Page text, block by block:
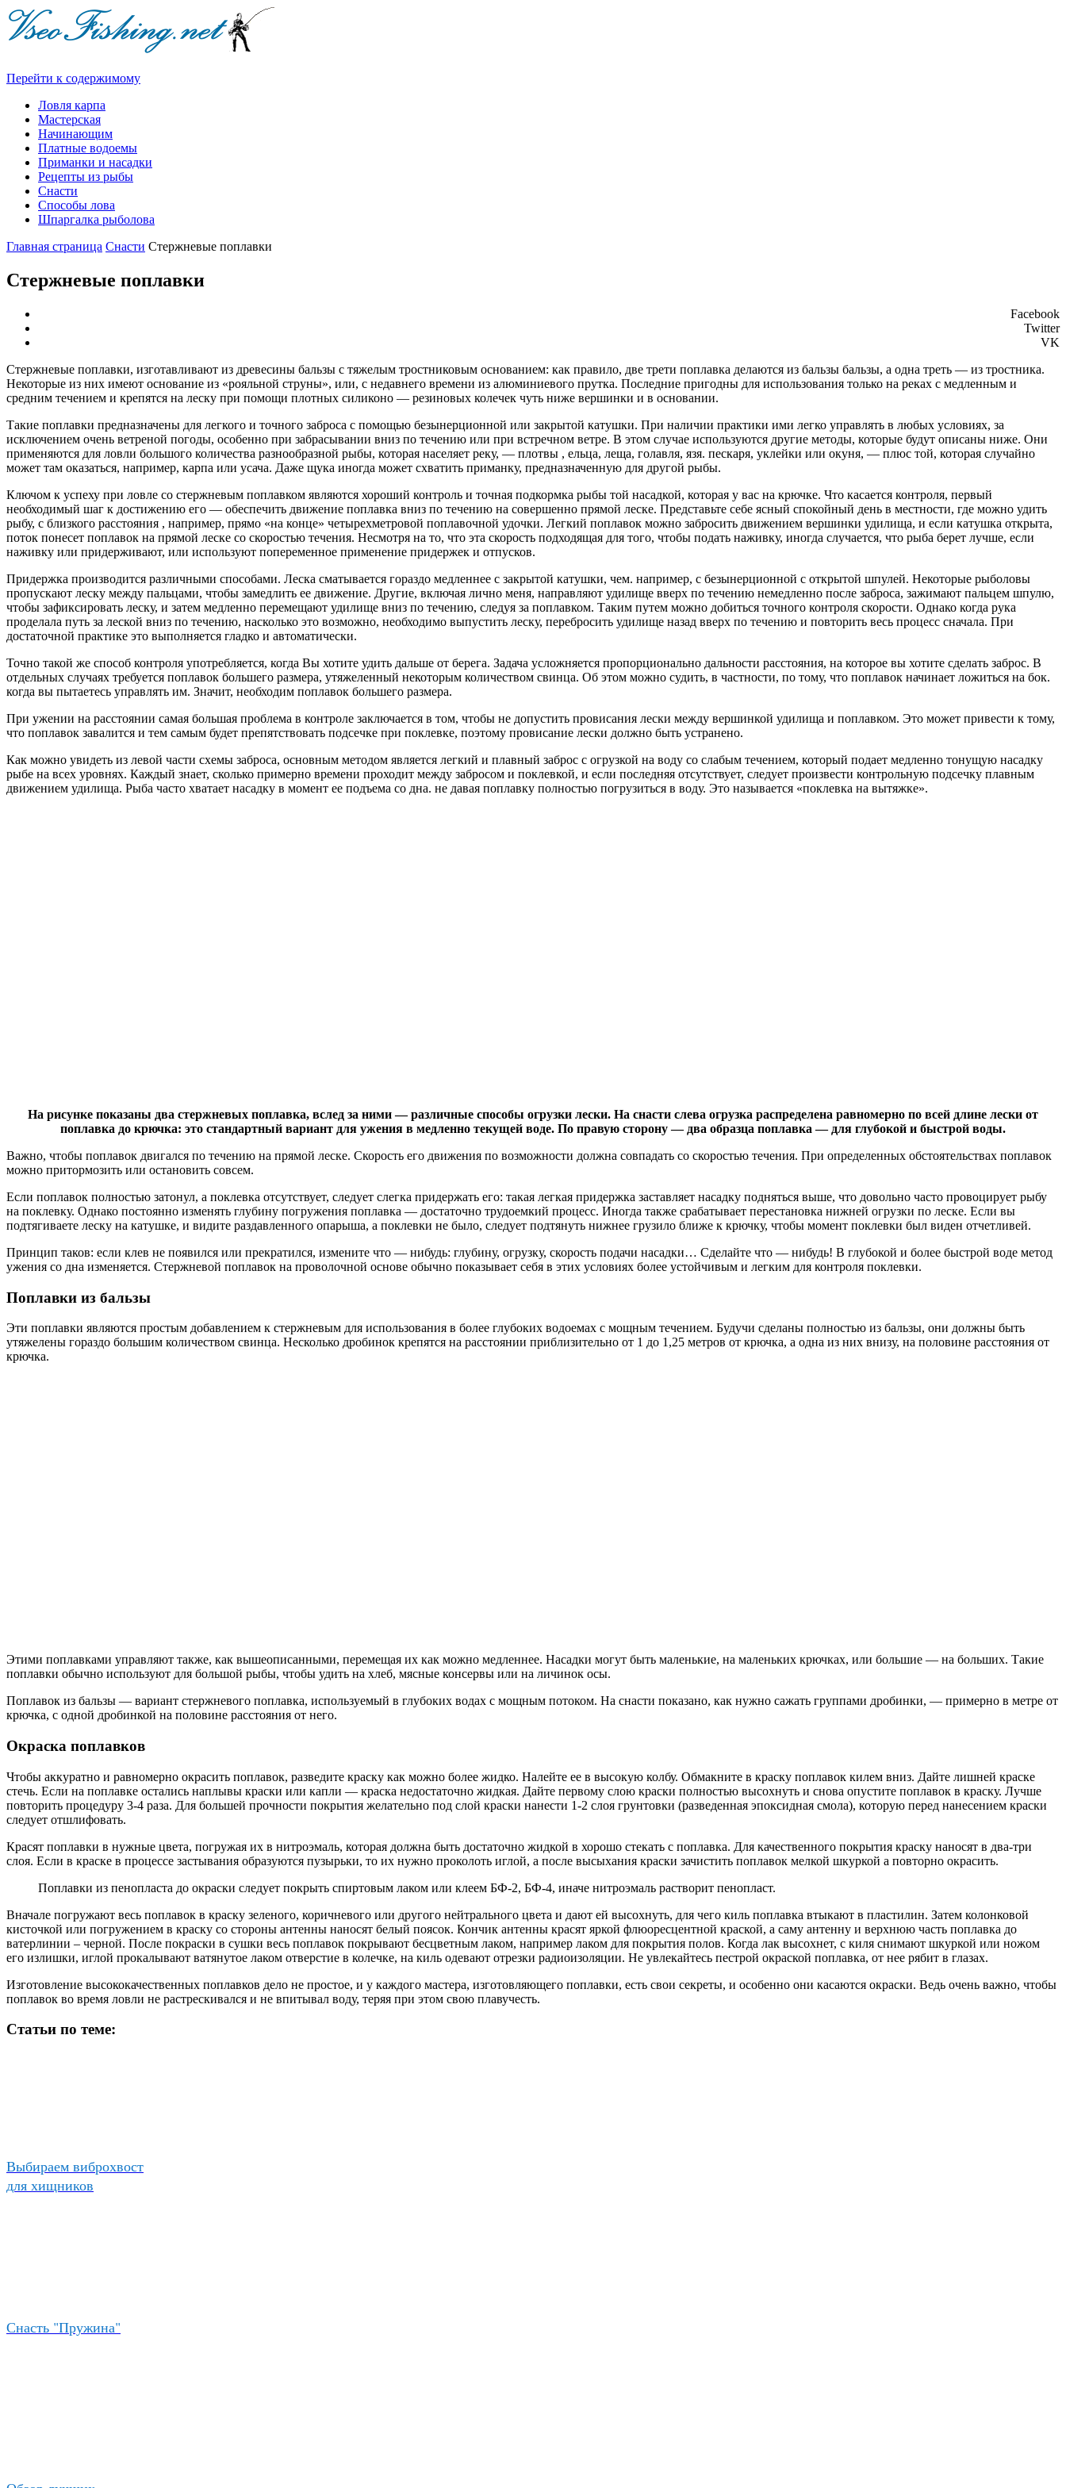
Перейти к содержимому
Ловля карпа
Мастерская
Начинающим
Платные водоемы
Приманки и насадки
Рецепты из рыбы
Снасти
Способы лова
Шпаргалка рыболова
Главная страница Снасти Стержневые поплавки
Стержневые поплавки
Facebook
Twitter
VK
Стержневые поплавки, изготавливают из древесины бальзы с тяжелым тростниковым основанием: как правило, две трети поплавка делаются из бальзы бальзы, а одна треть — из тростника.
Некоторые из них имеют основание из «рояльной струны», или, с недавнего времени из алюминиевого прутка. Последние пригодны для использования только на реках с медленным и
средним течением и крепятся на леску при помощи плотных силиконо — резиновых колечек чуть ниже вершинки и в основании.
Такие поплавки предназначены для легкого и точного заброса с помощью безынерционной или закрытой катушки. При наличии практики ими легко управлять в любых условиях, за
исключением очень ветреной погоды, особенно при забрасывании вниз по течению или при встречном ветре. В этом случае используются другие методы, которые будут описаны ниже. Они
применяются для ловли большого количества разнообразной рыбы, которая населяет реку, — плотвы , ельца, леща, голавля, язя. пескаря, уклейки или окуня, — плюс той, которая случайно
может там оказаться, например, карпа или усача. Даже щука иногда может схватить приманку, предназначенную для другой рыбы.
Ключом к успеху при ловле со стержневым поплавком являются хороший контроль и точная подкормка рыбы той насадкой, которая у вас на крючке. Что касается контроля, первый
необходимый шаг к достижению его — обеспечить движение поплавка вниз по течению на совершенно прямой леске. Представьте себе ясный спокойный день в местности, где можно удить
рыбу, с близкого расстояния , например, прямо «на конце» четырехметровой поплавочной удочки. Легкий поплавок можно забросить движением вершинки удилища, и если катушка открыта,
поток понесет поплавок на прямой леске со скоростью течения. Несмотря на то, что эта скорость подходящая для того, чтобы подать наживку, иногда случается, что рыба берет лучше, если
наживку или придерживают, или используют попеременное применение придержек и отпусков.
Придержка производится различными способами. Леска сматывается гораздо медленнее с закрытой катушки, чем. например, с безынерционной с открытой шпулей. Некоторые рыболовы
пропускают леску между пальцами, чтобы замедлить ее движение. Другие, включая лично меня, направляют удилище вверх по течению немедленно после заброса, зажимают пальцем шпулю,
чтобы зафиксировать леску, и затем медленно перемещают удилище вниз по течению, следуя за поплавком. Таким путем можно добиться точного контроля скорости. Однако когда рука
проделала путь за леской вниз по течению, насколько это возможно, необходимо выпустить леску, перебросить удилище назад вверх по течению и повторить весь процесс сначала. При
достаточной практике это выполняется гладко и автоматически.
Точно такой же способ контроля употребляется, когда Вы хотите удить дальше от берега. Задача усложняется пропорционально дальности расстояния, на которое вы хотите сделать заброс. В
отдельных случаях требуется поплавок большего размера, утяжеленный некоторым количеством свинца. Об этом можно судить, в частности, по тому, что поплавок начинает ложиться на бок.
когда вы пытаетесь управлять им. Значит, необходим поплавок большего размера.
При ужении на расстоянии самая большая проблема в контроле заключается в том, чтобы не допустить провисания лески между вершинкой удилища и поплавком. Это может привести к тому,
что поплавок завалится и тем самым будет препятствовать подсечке при поклевке, поэтому провисание лески должно быть устранено.
Как можно увидеть из левой части схемы заброса, основным методом является легкий и плавный заброс с огрузкой на воду со слабым течением, который подает медленно тонущую насадку
рыбе на всех уровнях. Каждый знает, сколько примерно времени проходит между забросом и поклевкой, и если последняя отсутствует, следует произвести контрольную подсечку плавным
движением удилища. Рыба часто хватает насадку в момент ее подъема со дна. не давая поплавку полностью погрузиться в воду. Это называется «поклевка на вытяжке».
На рисунке показаны два стержневых поплавка, вслед за ними — различные способы огрузки лески. На снасти слева огрузка распределена равномерно по всей длине лески от
поплавка до крючка: это стандартный вариант для ужения в медленно текущей воде. По правую сторону — два образца поплавка — для глубокой и быстрой воды.
Важно, чтобы поплавок двигался по течению на прямой леске. Скорость его движения по возможности должна совпадать со скоростью течения. При определенных обстоятельствах поплавок
можно притормозить или остановить совсем.
Если поплавок полностью затонул, а поклевка отсутствует, следует слегка придержать его: такая легкая придержка заставляет насадку подняться выше, что довольно часто провоцирует рыбу
на поклевку. Однако постоянно изменять глубину погружения поплавка — достаточно трудоемкий процесс. Иногда также срабатывает перестановка нижней огрузки по леске. Если вы
подтягиваете леску на катушке, и видите раздавленного опарыша, а поклевки не было, следует подтянуть нижнее грузило ближе к крючку, чтобы момент поклевки был виден отчетливей.
Принцип таков: если клев не появился или прекратился, измените что — нибудь: глубину, огрузку, скорость подачи насадки… Сделайте что — нибудь! В глубокой и более быстрой воде метод
ужения со дна изменяется. Стержневой поплавок на проволочной основе обычно показывает себя в этих условиях более устойчивым и легким для контроля поклевки.
Поплавки из бальзы
Эти поплавки являются простым добавлением к стержневым для использования в более глубоких водоемах с мощным течением. Будучи сделаны полностью из бальзы, они должны быть
утяжелены гораздо большим количеством свинца. Несколько дробинок крепятся на расстоянии приблизительно от 1 до 1,25 метров от крючка, а одна из них внизу, на половине расстояния от
крючка.
Этими поплавками управляют также, как вышеописанными, перемещая их как можно медленнее. Насадки могут быть маленькие, на маленьких крючках, или большие — на больших. Такие
поплавки обычно используют для большой рыбы, чтобы удить на хлеб, мясные консервы или на личинок осы.
Поплавок из бальзы — вариант стержневого поплавка, используемый в глубоких водах с мощным потоком. На снасти показано, как нужно сажать группами дробинки, — примерно в метре от
крючка, с одной дробинкой на половине расстояния от него.
Окраска поплавков
Чтобы аккуратно и равномерно окрасить поплавок, разведите краску как можно более жидко. Налейте ее в высокую колбу. Обмакните в краску поплавок килем вниз. Дайте лишней краске
стечь. Если на поплавке остались наплывы краски или капли — краска недостаточно жидкая. Дайте первому слою краски полностью высохнуть и снова опустите поплавок в краску. Лучше
повторить процедуру 3-4 раза. Для большей прочности покрытия желательно под слой краски нанести 1-2 слоя грунтовки (разведенная эпоксидная смола), которую перед нанесением краски
следует отшлифовать.
Красят поплавки в нужные цвета, погружая их в нитроэмаль, которая должна быть достаточно жидкой в хорошо стекать с поплавка. Для качественного покрытия краску наносят в два-три
слоя. Если в краске в процессе застывания образуются пузырьки, то их нужно проколоть иглой, а после высыхания краски зачистить поплавок мелкой шкуркой а повторно окрасить.
Поплавки из пенопласта до окраски следует покрыть спиртовым лаком или клеем БФ-2, БФ-4, иначе нитроэмаль растворит пенопласт.
Вначале погружают весь поплавок в краску зеленого, коричневого или другого нейтрального цвета и дают ей высохнуть, для чего киль поплавка втыкают в пластилин. Затем колонковой
кисточкой или погружением в краску со стороны антенны наносят белый поясок. Кончик антенны красят яркой флюоресцентной краской, а саму антенну и верхнюю часть поплавка до
ватерлинии – черной. После покраски в сушки весь поплавок покрывают бесцветным лаком, например лаком для покрытия полов. Когда лак высохнет, с киля снимают шкуркой или ножом
его излишки, иглой прокалывают ватянутое лаком отверстие в колечке, на киль одевают отрезки радиоизоляции. Не увлекайтесь пестрой окраской поплавка, от нее рябит в глазах.
Изготовление высококачественных поплавков дело не простое, и у каждого мастера, изготовляющего поплавки, есть свои секреты, и особенно они касаются окраски. Ведь очень важно, чтобы
поплавок во время ловли не растрескивался и не впитывал воду, теряя при этом свою плавучесть.
Статьи по теме:
Выбираем виброхвост
для хищников
Снасть "Пружина"